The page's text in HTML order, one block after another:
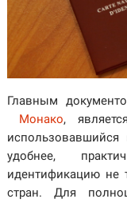
Главным
Монако,
использовавшийся
удобнее,
идентификацию не
стран. Для